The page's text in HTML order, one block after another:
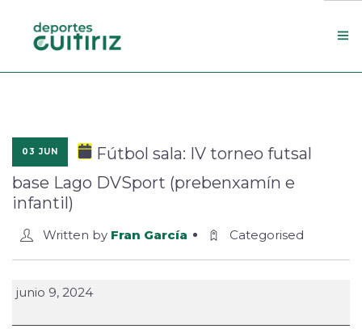
Actualidade
Contacto
Concello
03 JUN
Fútbol sala: IV torneo futsal
base Lago DVSport (prebenxamín e
infantil)
Written by Fran García Categorised
junio 9, 2024